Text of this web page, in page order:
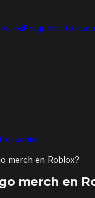
Preguntas
merch en Roblox?
merch en